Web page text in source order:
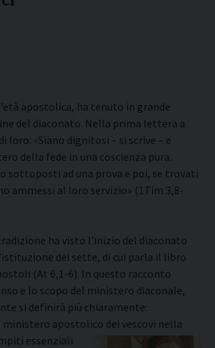
apostolica, ha tenuto in grande
del diaconato. Nella prima lettera a
loro: «Siano dignitosi – si scrive – e
della fede in una coscienza pura.
sottoposti ad una prova e poi, se trovati
ammessi al loro servizio» (1Tim 3,8-
ha visto l’inizio del diaconato
dei sette, di cui parla il libro
(At 6,1-6). In questo racconto
e lo scopo del ministero diaconale,
si definirà più chiaramente:
apostolico dei vescovi nella
essenziali